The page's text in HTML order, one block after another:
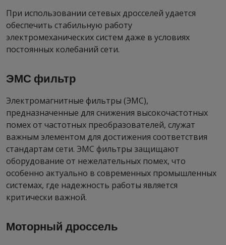
При использовании сетевых дросселей удается
обеспечить стабильную работу
электромеханических систем даже в условиях
постоянных колебаний сети.
ЭМС фильтр
Электромагнитные фильтры (ЭМС),
предназначенные для снижения высокочастотных
помех от частотных преобразователей, служат
важным элементом для достижения соответствия
стандартам сети. ЭМС фильтры защищают
оборудование от нежелательных помех, что
особенно актуально в современных промышленных
системах, где надежность работы является
критически важной.
Моторный дроссель